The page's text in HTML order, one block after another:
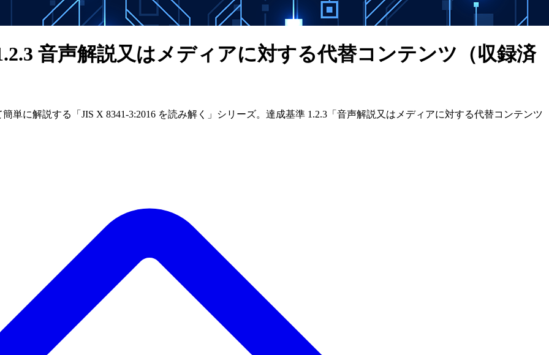
音声解説又はメディアに対する代替コンテンツ（収録済
単に解説する「JIS X 8341-3:2016 を読み解く」シリーズ。達成基準 1.2.3「音声解説又はメディアに対する代替コンテンツ